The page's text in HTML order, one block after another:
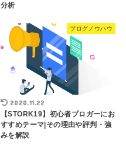
分析
ブログノウハウ
2020.11.22
【STORK19】初心者ブロガーにお
すすめテーマ|その理由や評判・強
みを解説